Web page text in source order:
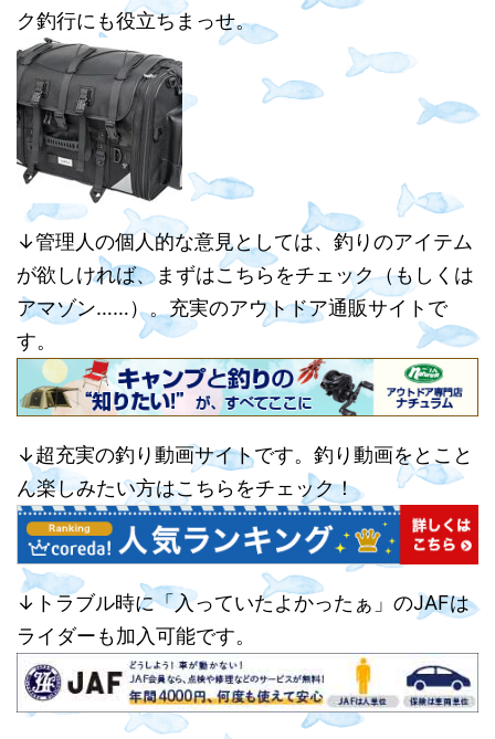
ク釣行にも役立ちまっせ。
↓管理人の個人的な意見としては、釣りのアイテム
が欲しければ、まずはこちらをチェック（もしくは
アマゾン……）。充実のアウトドア通販サイトで
す。
↓超充実の釣り動画サイトです。釣り動画をとこと
ん楽しみたい方はこちらをチェック！
↓トラブル時に「入っていたよかったぁ」のJAFは
ライダーも加入可能です。